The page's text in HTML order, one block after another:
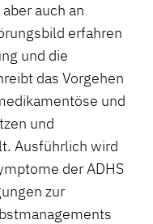
auch an
erfahren
und die
das Vorgehen
und
und
Ausführlich wird
der ADHS
zur